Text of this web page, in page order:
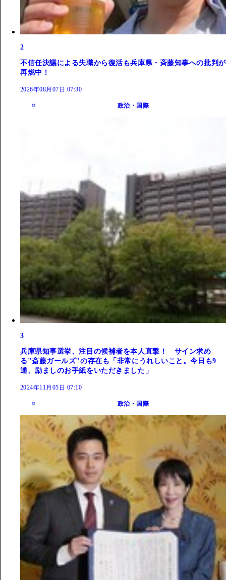
2
不信任決議による失職から復活も兵庫県・斉藤知事への批判が
再燃中！
2026年08月07日 07:30
政治・国際
3
兵庫県知事選挙、注目の候補者を本人直撃！ サイン求め
る"斎藤ガールズ"の存在も「非常にうれしいこと。今日も9
通、励ましのお手紙をいただきました」
2024年11月05日 07:10
政治・国際